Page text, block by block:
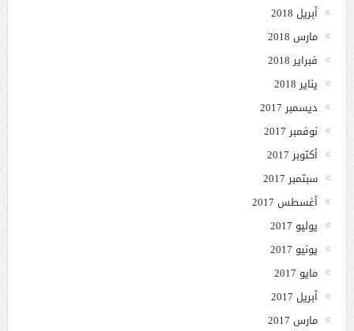
أبريل 2018
مارس 2018
فبراير 2018
يناير 2018
ديسمبر 2017
نوفمبر 2017
أكتوبر 2017
سبتمبر 2017
أغسطس 2017
يوليو 2017
يونيو 2017
مايو 2017
أبريل 2017
مارس 2017